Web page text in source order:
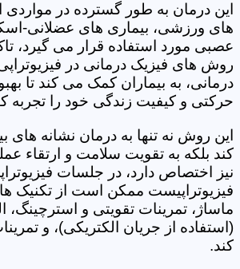
این درمان به طور گسترده در
های ورزشی، بیماری های عضلانی-
عصبی مورد استفاده قرار می گیرد،
روش های فیزیک درمانی در
درمانی، به بیماران کمک می کند تا
حرکتی و کیفیت زندگی خود را تجربه
این روش نه تنها به درمان نشانه
کند بلکه به تقویت سلامت و ارتقاء
نیز اختصاص دارد، در جلسات
فیزیوتراپیست ممکن است از تکنیک
ماساژ، تمرینات تقویتی و استرچینگ،
(استفاده از جریان الکتریکی)، و
کند.